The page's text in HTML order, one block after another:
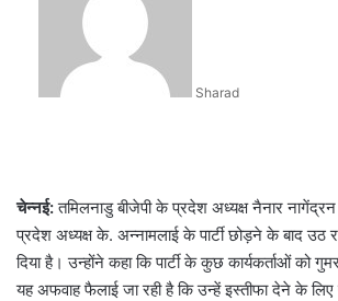
Sharad
चेन्नई:तमिलनाडु बीजेपी के प्रदेश अध्यक्ष नैनार नागेंद्रन
प्रदेश अध्यक्ष के. अन्नामलाई के पार्टी छोड़ने के बाद उठ
दिया है। उन्होंने कहा कि पार्टी के कुछ कार्यकर्ताओं को
यह अफवाह फैलाई जा रही है कि उन्हें इस्तीफा देने के लिए